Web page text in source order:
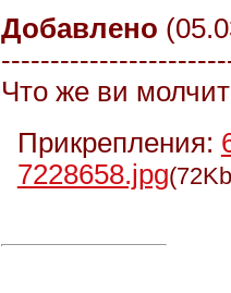
Добавлено
Что же ви
Прикрепления:
7228658.jpg